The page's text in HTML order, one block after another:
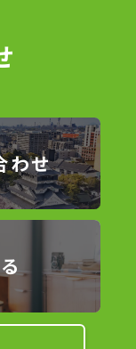
わせ